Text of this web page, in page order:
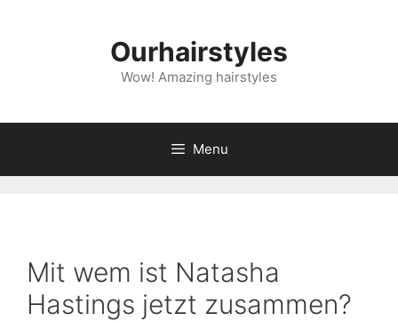
Ourhairstyles
Wow! Amazing hairstyles
Menu
Mit wem ist Natasha
Hastings jetzt zusammen?